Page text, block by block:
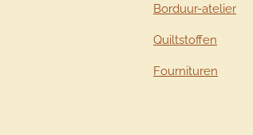
Borduur-atelier
Quiltstoffen
Fournituren